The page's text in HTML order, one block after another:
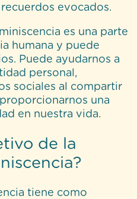
evocados.
es una parte
humana y puede
Puede ayudarnos a
personal,
sociales al compartir
una
en nuestra vida.
de la
tiene como